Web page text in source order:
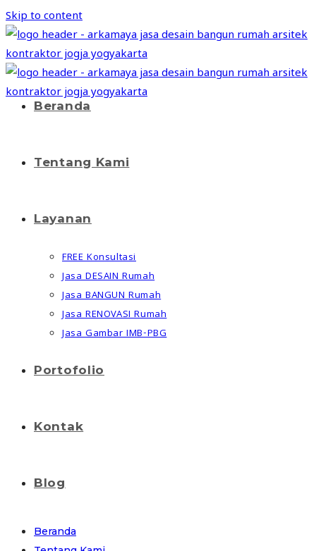
Skip to content
Beranda
Tentang Kami
Layanan
FREE Konsultasi
Jasa DESAIN Rumah
Jasa BANGUN Rumah
Jasa RENOVASI Rumah
Jasa Gambar IMB-PBG
Portofolio
Kontak
Blog
Beranda